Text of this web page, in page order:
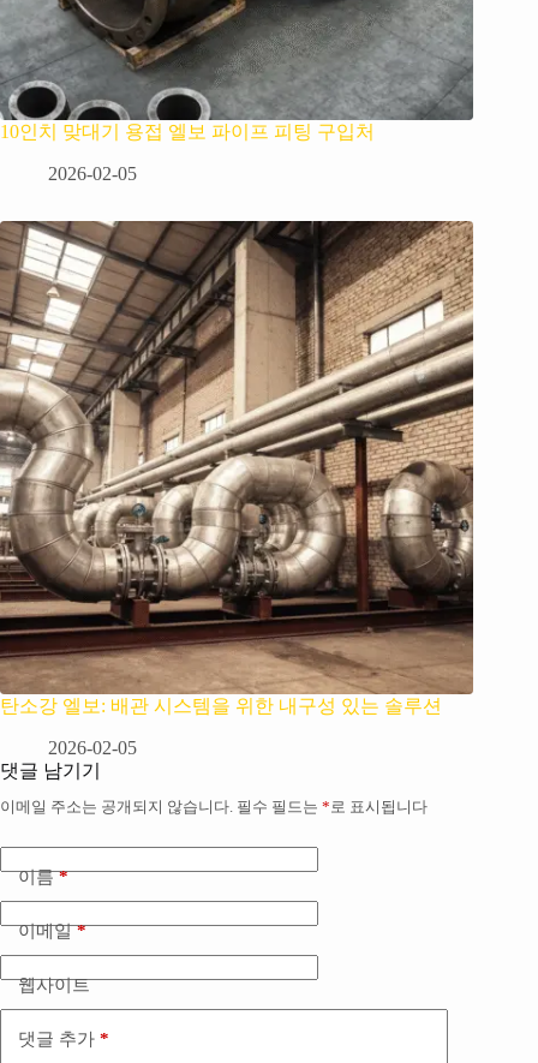
10인치 맞대기 용접 엘보 파이프 피팅 구입처
2026-02-05
탄소강 엘보: 배관 시스템을 위한 내구성 있는 솔루션
2026-02-05
댓글 남기기
이메일 주소는 공개되지 않습니다. 필수 필드는 *로 표시됩니다
이름*
이메일*
웹사이트
댓글 추가 *